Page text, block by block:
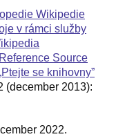
Wikipedie
v rámci služby
Source
se knihovny”
(december 2013):
2022.